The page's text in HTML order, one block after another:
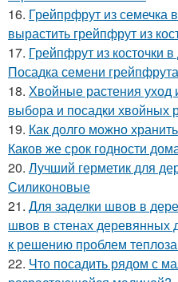
16. Грейпрфрут из семечка
вырастить грейпфрут из
17. Грейпфрут из косточки
Посадка семени грейпфрута
18. Хвойные растения
выбора и посадки хвойных
19. Как долго можно
Каков же срок годности
20. Лучший герметик для
Силиконовые
21. Для заделки швов в
швов в стенах
к решению проблем
22. Что посадить рядом с